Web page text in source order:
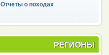
Отчеты о походах
РЕГИОНЫ